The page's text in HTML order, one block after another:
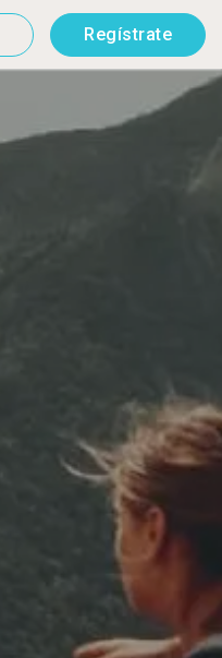
Regístrate